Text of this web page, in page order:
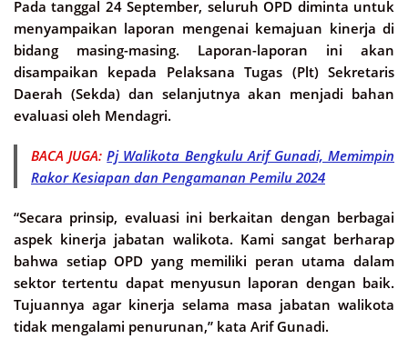
Pada tanggal 24 September, seluruh OPD diminta untuk
menyampaikan laporan mengenai kemajuan kinerja di
bidang masing-masing. Laporan-laporan ini akan
disampaikan kepada Pelaksana Tugas (Plt) Sekretaris
Daerah (Sekda) dan selanjutnya akan menjadi bahan
evaluasi oleh Mendagri.
BACA JUGA:Pj Walikota Bengkulu Arif Gunadi, Memimpin
Rakor Kesiapan dan Pengamanan Pemilu 2024
“Secara prinsip, evaluasi ini berkaitan dengan berbagai
aspek kinerja jabatan walikota. Kami sangat berharap
bahwa setiap OPD yang memiliki peran utama dalam
sektor tertentu dapat menyusun laporan dengan baik.
Tujuannya agar kinerja selama masa jabatan walikota
tidak mengalami penurunan,” kata Arif Gunadi.